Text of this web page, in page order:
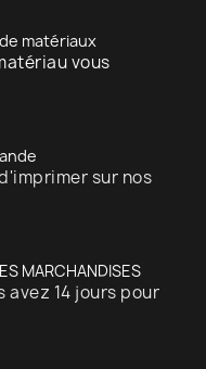
matériaux
vous
sur nos
MARCHANDISES
avez 14 jours pour